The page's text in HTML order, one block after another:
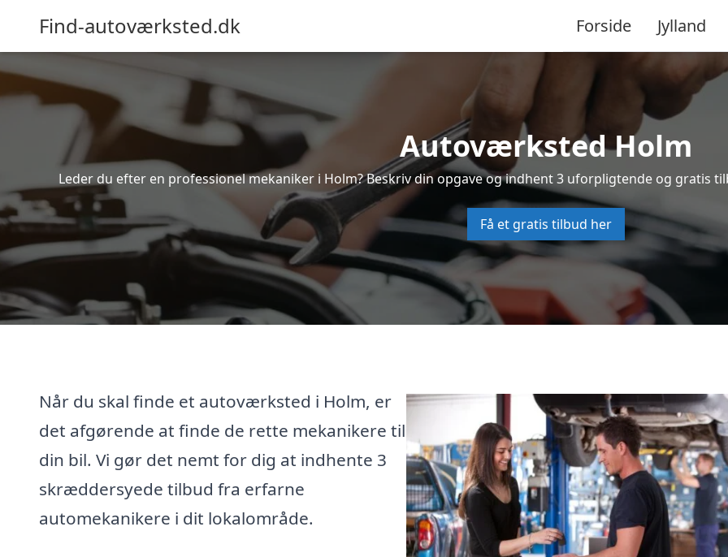
Find-autoværksted.dk Forside Jylland
Autoværksted Holm
Leder du efter en professionel mekaniker i Holm? Beskriv din opgave og indhent 3 uforpligtende og gratis
Få et gratis tilbud her
Når du skal finde et autoværksted i Holm, er
det afgørende at finde de rette mekanikere til
din bil. Vi gør det nemt for dig at indhente 3
skræddersyede tilbud fra erfarne
automekanikere i dit lokalområde.